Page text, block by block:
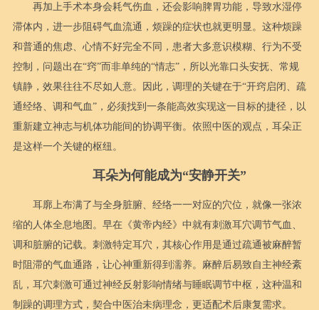
再加上手术本身会耗气伤血，还会影响脾胃功能，导致水湿停
滞体内，进一步阻碍气血流通，烦躁的症状也就更明显。这种烦躁
和普通的焦虑、心情不好完全不同，患者大多意识模糊、行为不受
控制，问题出在“窍”而非单纯的“情志”，所以光靠口头安抚、常规
镇静，效果往往不尽如人意。因此，调理的关键在于“开窍启闭、疏
通经络、调和气血”，必须找到一条能高效实现这一目标的捷径，以
重新建立神志与机体功能间的协调平衡。依照中医的观点，耳朵正
是这样一个关键的枢纽。
耳朵为何能成为“安静开关”
耳廓上布满了与全身脏腑、经络一一对应的穴位，就像一张浓
缩的人体全息地图。早在《黄帝内经》中就有刺激耳穴调节气血、
调和脏腑的记载。刺激特定耳穴，其核心作用是通过疏通被麻醉暂
时阻滞的气血通路，让心神重新得到濡养。麻醉后易致自主神经紊
乱，耳穴刺激可通过神经反射影响情绪与睡眠调节中枢，这种温和
制躁的调理方式，契合中医治未病理念，更适配术后康复需求。